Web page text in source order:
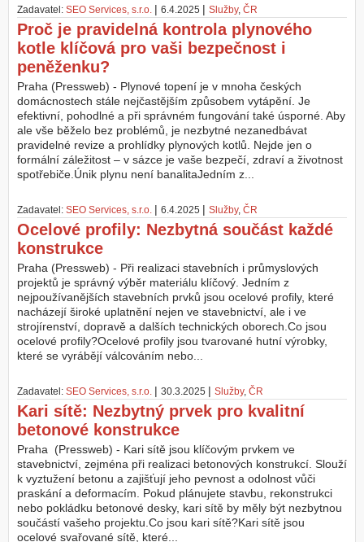
Zadavatel: SEO Services, s.r.o. | 6.4.2025 | Služby, ČR
Proč je pravidelná kontrola plynového
kotle klíčová pro vaši bezpečnost i
peněženku?
Praha (Pressweb) - Plynové topení je v mnoha českých
domácnostech stále nejčastějším způsobem vytápění. Je
efektivní, pohodlné a při správném fungování také úsporné. Aby
ale vše běželo bez problémů, je nezbytné nezanedbávat
pravidelné revize a prohlídky plynových kotlů. Nejde jen o
formální záležitost – v sázce je vaše bezpečí, zdraví a životnost
spotřebiče.Únik plynu není banalitaJedním z...
Zadavatel: SEO Services, s.r.o. | 6.4.2025 | Služby, ČR
Ocelové profily: Nezbytná součást každé
konstrukce
Praha (Pressweb) - Při realizaci stavebních i průmyslových
projektů je správný výběr materiálu klíčový. Jedním z
nejpoužívanějších stavebních prvků jsou ocelové profily, které
nacházejí široké uplatnění nejen ve stavebnictví, ale i ve
strojírenství, dopravě a dalších technických oborech.Co jsou
ocelové profily?Ocelové profily jsou tvarované hutní výrobky,
které se vyrábějí válcováním nebo...
Zadavatel: SEO Services, s.r.o. | 30.3.2025 | Služby, ČR
Kari sítě: Nezbytný prvek pro kvalitní
betonové konstrukce
Praha (Pressweb) - Kari sítě jsou klíčovým prvkem ve
stavebnictví, zejména při realizaci betonových konstrukcí. Slouží
k vyztužení betonu a zajišťují jeho pevnost a odolnost vůči
praskání a deformacím. Pokud plánujete stavbu, rekonstrukci
nebo pokládku betonové desky, kari sítě by měly být nezbytnou
součástí vašeho projektu.Co jsou kari sítě?Kari sítě jsou
ocelové svařované sítě, které...